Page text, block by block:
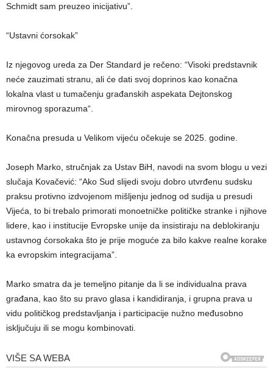
Schmidt sam preuzeo inicijativu”.
“Ustavni ćorsokak”
Iz njegovog ureda za Der Standard je rečeno: “Visoki predstavnik
neće zauzimati stranu, ali će dati svoj doprinos kao konačna
lokalna vlast u tumačenju građanskih aspekata Dejtonskog
mirovnog sporazuma“.
Konačna presuda u Velikom vijeću očekuje se 2025. godine.
Joseph Marko, stručnjak za Ustav BiH, navodi na svom blogu u vezi
slučaja Kovačević: “Ako Sud slijedi svoju dobro utvrđenu sudsku
praksu protivno izdvojenom mišljenju jednog od sudija u presudi
Vijeća, to bi trebalo primorati monoetničke političke stranke i njihove
lidere, kao i institucije Evropske unije da insistiraju na deblokiranju
ustavnog ćorsokaka što je prije moguće za bilo kakve realne korake
ka evropskim integracijama”.
Marko smatra da je temeljno pitanje da li se individualna prava
građana, kao što su pravo glasa i kandidiranja, i grupna prava u
vidu političkog predstavljanja i participacije nužno međusobno
isključuju ili se mogu kombinovati.